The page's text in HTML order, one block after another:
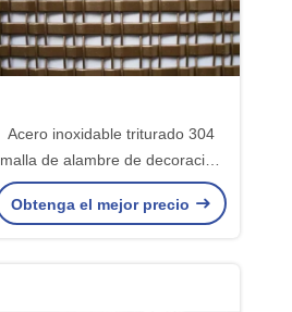
Acero inoxidable triturado 304
malla de alambre de decoración
para puertas de gabinete
Obtenga el mejor precio